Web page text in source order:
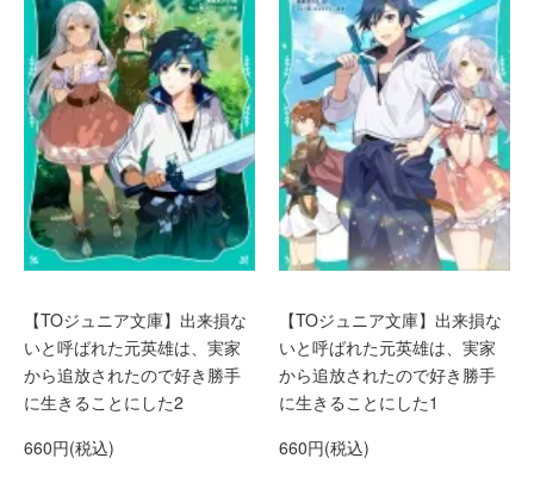
【TOジュニア文庫】出来損な
いと呼ばれた元英雄は、実家
から追放されたので好き勝手
に生きることにした2
660円(税込)
【TOジュニア文庫】出来損な
いと呼ばれた元英雄は、実家
から追放されたので好き勝手
に生きることにした1
660円(税込)